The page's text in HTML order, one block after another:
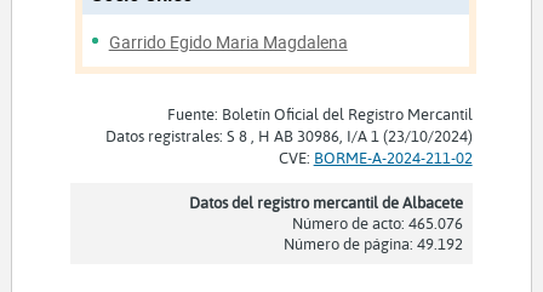
Garrido Egido Maria Magdalena
Fuente: Boletín Oficial del Registro Mercantil
Datos registrales: S 8 , H AB 30986, I/A 1 (23/10/2024)
CVE: BORME-A-2024-211-02
Datos del registro mercantil de Albacete
Número de acto: 465.076
Número de página: 49.192